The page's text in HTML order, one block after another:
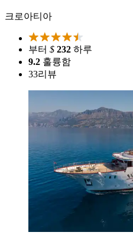
크로아티아
부터 $ 232 하루
9.2 훌륭함
33리뷰